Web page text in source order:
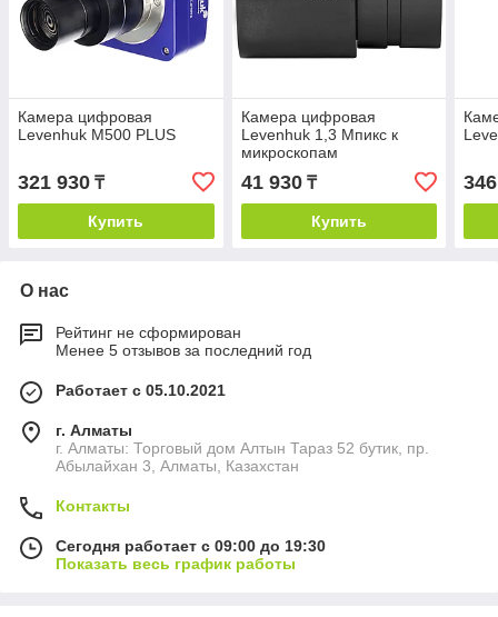
Камера цифровая
Levenhuk M500 PLUS
321 930 ₸
Купить
Камера цифровая
Levenhuk 1,3 Мпикс к
микроскопам
41 930₸
Купить
О нас
Рейтинг не сформирован
Менее 5 отзывов за последний год
Работает с 05.10.2021
г. Алматы
г. Алматы: Торговый дом Алтын Тараз 52 бутик, пр.
Абылайхан 3, Алматы, Казахстан
Контакты
Сегодня работает с 09:00 до 19:30
Показать весь график работы